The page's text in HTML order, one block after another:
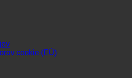
cookie (EÚ)